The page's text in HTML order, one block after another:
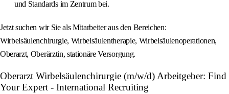
und Standards im Zentrum bei.
Jetzt suchen wir Sie als Mitarbeiter aus den Bereichen:
Wirbelsäulenchirurgie, Wirbelsäulentherapie, Wirbelsäulenoperationen,
Oberarzt, Oberärztin, stationäre Versorgung.
Oberarzt Wirbelsäulenchirurgie (m/w/d) Arbeitgeber: Find
Your Expert - International Recruiting